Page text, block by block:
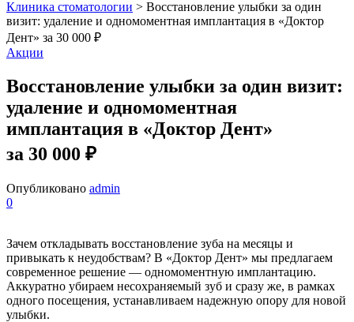
Клиника стоматологии > Восстановление улыбки за один
визит: удаление и одномоментная имплантация в «Доктор
Дент» за 30 000 ₽
Акции
Восстановление улыбки за один визит:
удаление и одномоментная
имплантация в «Доктор Дент»
за 30 000 ₽
Опубликовано admin
0
Зачем откладывать восстановление зуба на месяцы и
привыкать к неудобствам? В «Доктор Дент» мы предлагаем
современное решение — одномоментную имплантацию.
Аккуратно убираем несохраняемый зуб и сразу же, в рамках
одного посещения, устанавливаем надежную опору для новой
улыбки.